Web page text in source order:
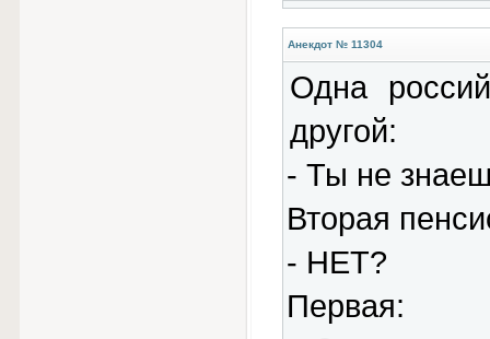
Анекдот № 11304
Одна
другой:
- Ты не
Вторая
- НЕТ?
Первая: